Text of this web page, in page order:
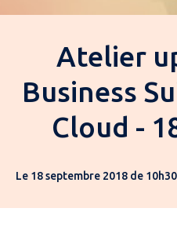
Atelier
Business
Cloud -
Le 18 septembre 2018 de